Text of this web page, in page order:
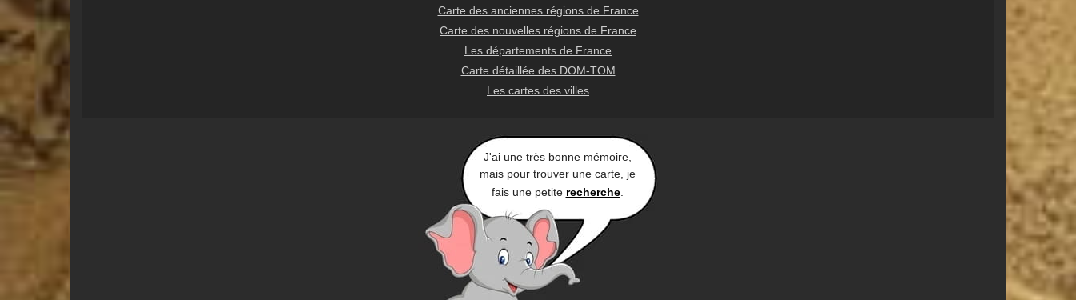
Carte des anciennes régions de France
Carte des nouvelles régions de France
Les départements de France
Carte détaillée des DOM-TOM
Les cartes des villes
J'ai une très bonne mémoire,
mais pour trouver une carte, je
fais une petite recherche.